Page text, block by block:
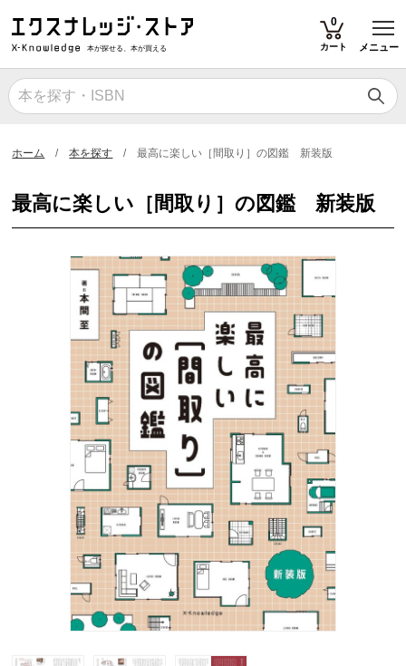
本が探せる、本が買える
0
カート メニュー
ホーム 本を探す 最高に楽しい［間取り］の図鑑 新装版
最高に楽しい［間取り］の図鑑 新装版